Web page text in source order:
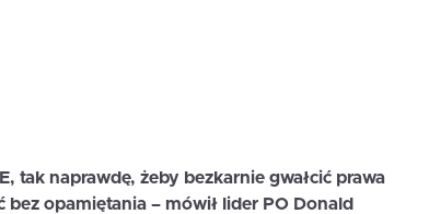
tak naprawdę, żeby bezkarnie gwałcić prawa
opamiętania – mówił lider PO Donald